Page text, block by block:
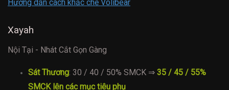
Hướng dẫn cách khắc chế Volibear
Xayah
Nội Tại - Nhát Cắt Gọn Gàng
Sát Thương: 30 / 40 / 50% SMCK ⇒ 35 / 45 / 55%
SMCK lên các mục tiêu phụ